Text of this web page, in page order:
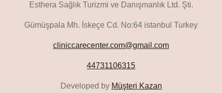
Esthera Sağlık Turizmi ve Danışmanlık Ltd. Şti.
Gümüşpala Mh. İskeçe Cd. No:64 istanbul Turkey
cliniccarecenter.com@gmail.com
44731106315
Developed by Müşteri Kazan